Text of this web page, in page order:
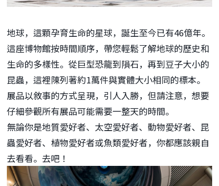
地球，這顆孕育生命的星球，誕生至今已有46億年。
這座博物館按時間順序，帶您輕鬆了解地球的歷史和
生命的多樣性。從巨型恐龍到隕石，再到豆子大小的
昆蟲，這裡陳列著約1萬件與實體大小相同的標本。
展品以敘事的方式呈現，引人入勝，但請注意，想要
仔細參觀所有展品可能需要一整天的時間。
無論你是地質愛好者、太空愛好者、動物愛好者、昆
蟲愛好者、植物愛好者或魚類愛好者，你都應該親自
去看看。去吧！